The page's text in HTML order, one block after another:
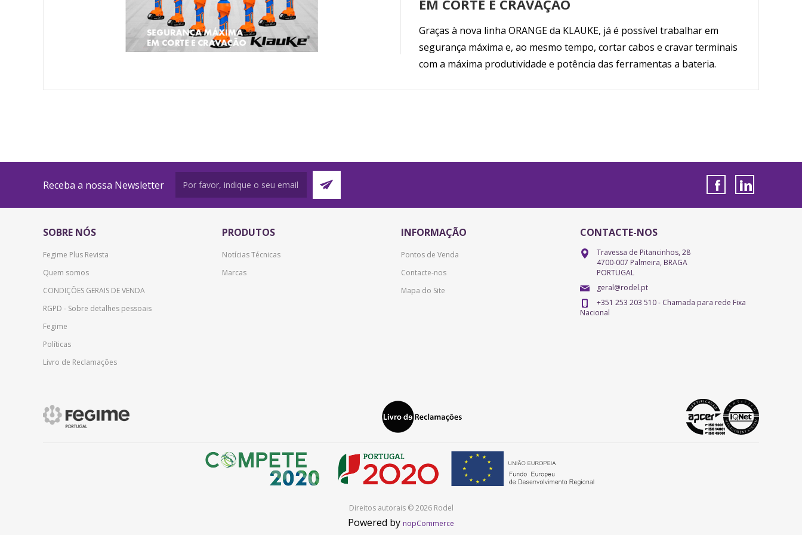
Eletrónica, Informática e
Telecomunicações
Energias renováveis
EM CORTE E CRAVAÇÃO
Graças à nova linha ORANGE da KLAUKE, já é possível trabalhar em
segurança máxima e, ao mesmo tempo, cortar cabos e cravar terminais
com a máxima produtividade e potência das ferramentas a bateria.
Receba a nossa Newsletter
SOBRE NÓS
Fegime Plus Revista
Quem somos
CONDIÇÕES GERAIS DE VENDA
RGPD - Sobre detalhes pessoais
Fegime
Políticas
Livro de Reclamações
PRODUTOS
Notícias Técnicas
Marcas
INFORMAÇÃO
Pontos de Venda
Contacte-nos
Mapa do Site
CONTACTE-NOS
Travessa de Pitancinhos, 28
4700-007 Palmeira, BRAGA
PORTUGAL
geral@rodel.pt
+351 253 203 510 - Chamada para rede Fixa
Nacional
Direitos autorais © 2026 Rodel
Powered by nopCommerce